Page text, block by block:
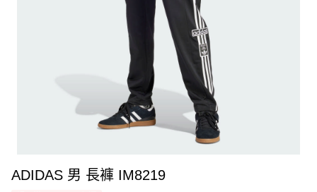
ADIDAS 男 長褲 IM8219